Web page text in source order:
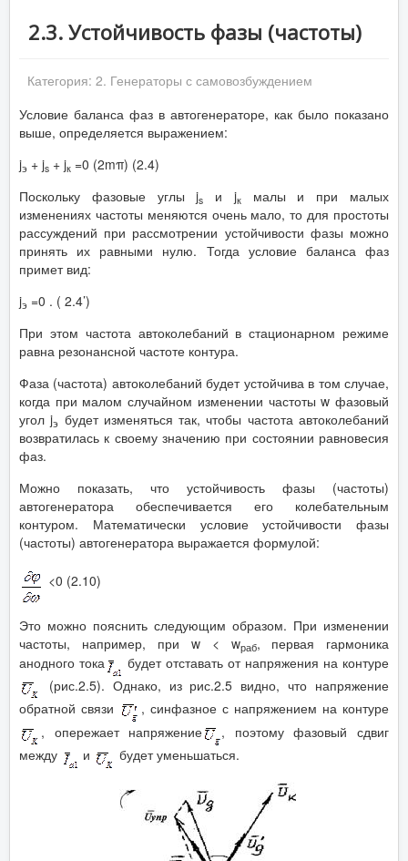
2.3. Устойчивость фазы (частоты)
Категория: 2. Генераторы с самовозбуждением
Условие баланса фаз в автогенераторе, как было показано
выше, определяется выражением:
jэ + js + jк =0 (2mπ) (2.4)
Поскольку фазовые углы js и jкмалы и при малых
изменениях частоты меняются очень мало, то для простоты
рассуждений при рассмотрении устойчивости фазы можно
принять их равными нулю. Тогда условие баланса фаз
примет вид:
jэ =0 . ( 2.4’)
При этом частота автоколебаний в стационарном режиме
равна резонансной частоте контура.
Фаза (частота) автоколебаний будет устойчива в том случае,
когда при малом случайном изменении частоты w фазовый
угол jэ будет изменяться так, чтобы частота автоколебаний
возвратилась к своему значению при состоянии равновесия
фаз.
Можно показать, что устойчивость фазы (частоты)
автогенератора обеспечивается его колебательным
контуром. Математически условие устойчивости фазы
(частоты) автогенератора выражается формулой:
<0 (2.10)
Это можно пояснить следующим образом. При изменении
частоты, например, при w < wраб,
первая гармоника
анодного тока
будет отставать от напряжения на контуре
(рис.2.5). Однако, из рис.2.5 видно, что напряжение
обратной связи
, синфазное с напряжением на контуре
, опережает напряжение
, поэтому фазовый сдвиг
между
и будет уменьшаться.